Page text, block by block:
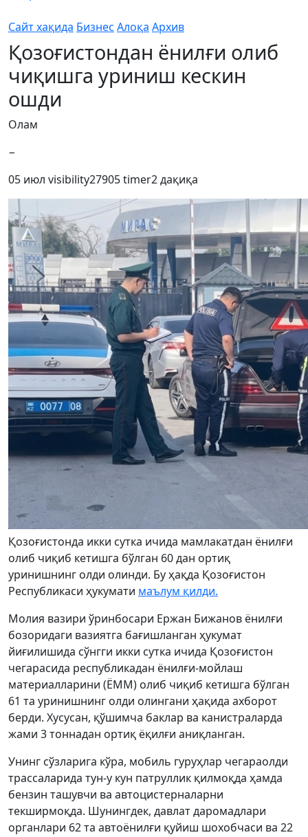
Сайт хақида Бизнес Алоқа Архив
Қозоғистондан ёнилғи олиб
чиқишга уриниш кескин
ошди
Олам
−
05 июл visibility27905timer2 дақиқа
Қозоғистонда икки сутка ичида мамлакатдан ёнилғи
олиб чиқиб кетишга бўлган 60 дан ортиқ
уринишнинг олди олинди. Бу ҳақда Қозоғистон
Республикаси ҳукумати маълум қилди.
Молия вазири ўринбосари Ержан Бижанов ёнилғи
бозоридаги вазиятга бағишланган ҳукумат
йиғилишида сўнгги икки сутка ичида Қозоғистон
чегарасида республикадан ёнилғи-мойлаш
материалларини (ЁММ) олиб чиқиб кетишга бўлган
61 та уринишнинг олди олингани ҳақида ахборот
берди. Хусусан, қўшимча баклар ва канистраларда
жами 3 тоннадан ортиқ ёқилғи аниқланган.
Унинг сўзларига кўра, мобиль гуруҳлар чегараолди
трассаларида тун-у кун патруллик қилмоқда ҳамда
бензин ташувчи ва автоцистерналарни
текширмоқда. Шунингдек, давлат даромадлари
органлари 62 та автоёнилғи қуйиш шохобчаси ва 22